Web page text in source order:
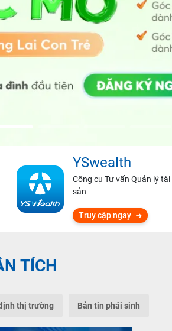
YSwealth
Công cụ Tư vấn Quản lý tài
sản
Truy cập ngay
TÍCH
thị trường Bản tin phái sinh